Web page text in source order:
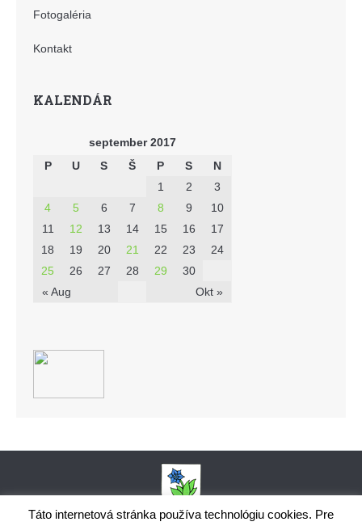
Fotogaléria
Kontakt
KALENDÁR
september 2017
P
U S Š P S N
« Aug Okt »
1 2
3
4
5 6 7 8 9
10
11
12 13 14 15 16
17
18
19 20 21 22 23
24
25
26 27 28 29 30
Táto internetová stránka používa technológiu cookies. Pre